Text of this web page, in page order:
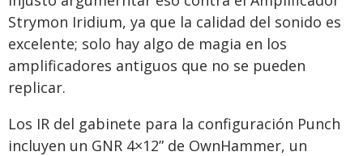
Strymon Iridium, ya que la calidad del sonido es
excelente; solo hay algo de magia en los
amplificadores antiguos que no se pueden
replicar.
Los IR del gabinete para la configuración Punch
incluyen un GNR 4×12” de OwnHammer, un